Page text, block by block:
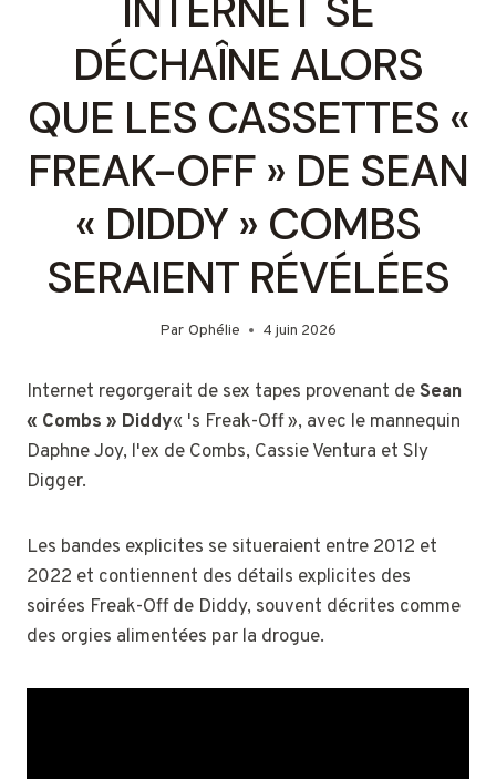
DÉCHAÎNE ALORS
QUE LES CASSETTES «
FREAK-OFF » DE SEAN
« DIDDY » COMBS
SERAIENT RÉVÉLÉES
Par Ophélie 4 juin 2026
Internet regorgerait de sex tapes provenant deSean
« Combs » Diddy« 's Freak-Off », avec le mannequin
Daphne Joy, l'ex de Combs, Cassie Ventura et Sly
Digger.
Les bandes explicites se situeraient entre 2012 et
2022 et contiennent des détails explicites des
soirées Freak-Off de Diddy, souvent décrites comme
des orgies alimentées par la drogue.